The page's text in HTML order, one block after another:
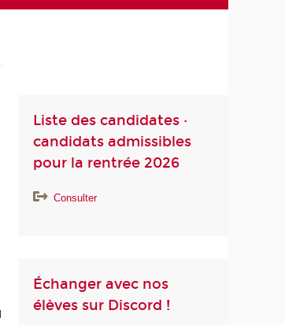
Liste des candidates ·
candidats admissibles
pour la rentrée 2026
Consulter
Échanger avec nos
élèves sur Discord !